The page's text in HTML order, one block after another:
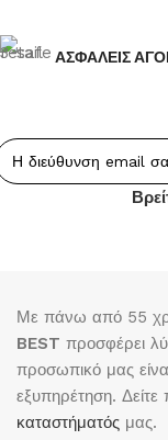
ΑΣΦΑΛΕΙΣ
Με πάνω από 55
BEST προσφέρει
προσωπικό μας
εξυπηρέτηση. Δείτε
καταστήματός μας.